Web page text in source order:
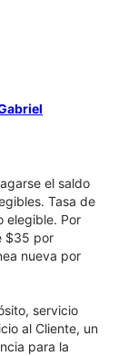
el saldo
Tasa de
elegible. Por
$35 por
nueva por
servicio
al Cliente, un
para la